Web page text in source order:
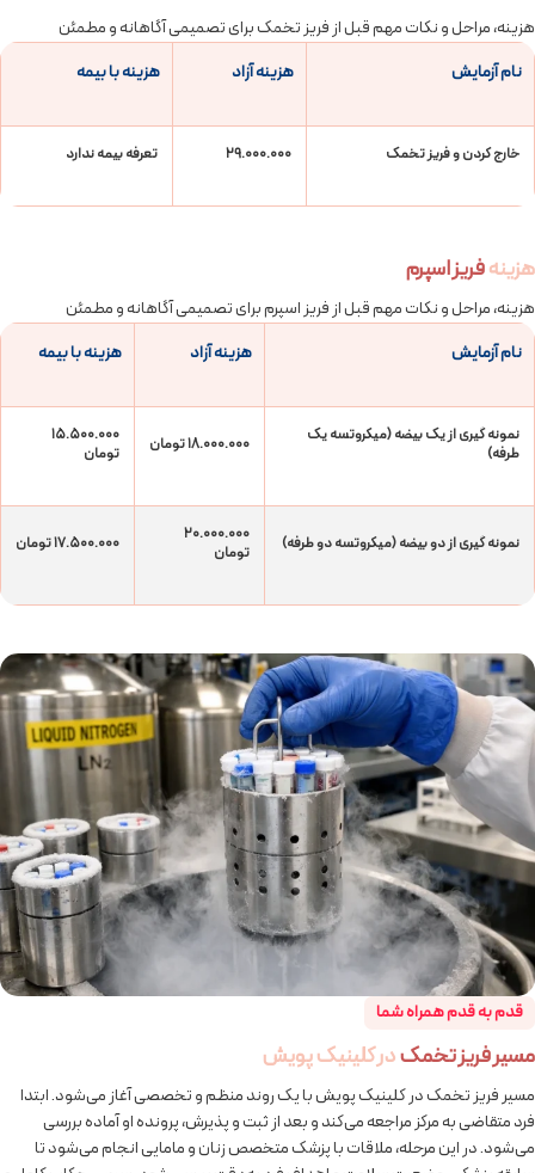
هزینه، مراحل و نکات مهم قبل از فریز تخمک برای تصمیمی آگاهانه و مطمئن
نام آزمایش
هزینه آزاد هزینه با بیمه
خارج کردن و فریز تخمک 29.000.000 تعرفه بیمه ندارد
هزینهفریز اسپرم
هزینه، مراحل و نکات مهم قبل از فریز اسپرم برای تصمیمی آگاهانه و مطمئن
نام آزمایش
هزینه آزاد هزینه با بیمه
نمونه گیری از یک بیضه (میکروتسه یک
طرفه)
18.000.000 تومان
15.500.000
تومان
نمونه گیری از دو بیضه (میکروتسه دو طرفه)
20.000.000
تومان
17.500.000 تومان
قدم به قدم همراه شما
مسیر فریز تخمکدر کلینیک پویش
مسیر فریز تخمک در کلینیک پویش با یک روند منظم و تخصصی آغاز می‌شود. ابتدا
فرد متقاضی به مرکز مراجعه می‌کند و بعد از ثبت و پذیرش، پرونده او آماده بررسی
می‌شود. در این مرحله، ملاقات با پزشک متخصص زنان و مامایی انجام می‌شود تا